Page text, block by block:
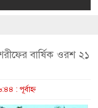
বার্ষিক ওরশ ২১
: পূর্বাহ্ণ